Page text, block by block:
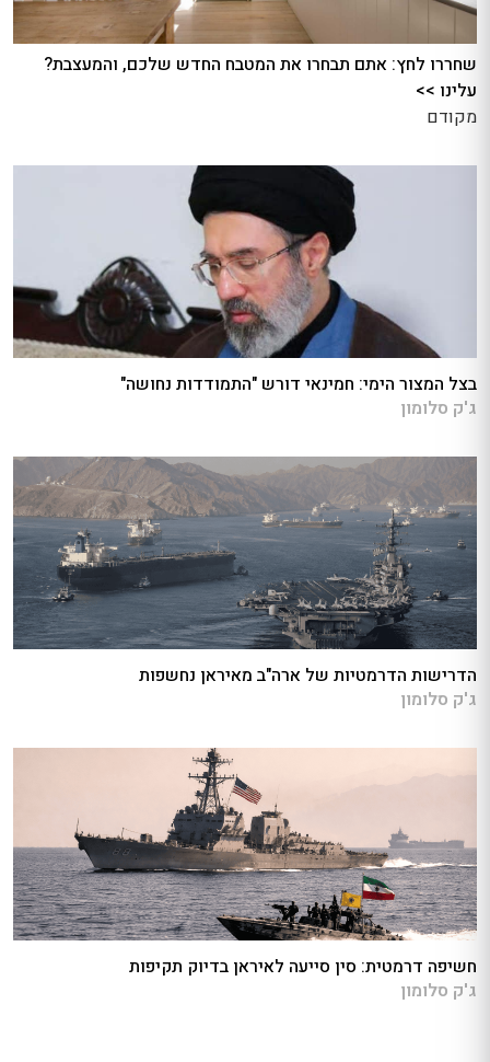
שחררו לחץ: אתם תבחרו את המטבח החדש שלכם, והמעצבת?
עלינו >>
מקודם
בצל המצור הימי: חמינאי דורש "התמודדות נחושה"
ג'ק סלומון
הדרישות הדרמטיות של ארה"ב מאיראן נחשפות
ג'ק סלומון
חשיפה דרמטית: סין סייעה לאיראן בדיוק תקיפות
ג'ק סלומון